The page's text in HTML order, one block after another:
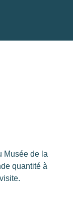
Musée de la
quantité à